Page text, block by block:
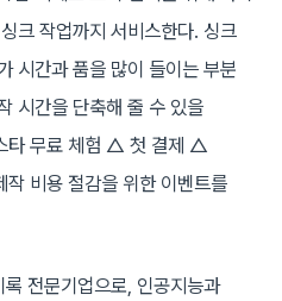
크 작업까지 서비스한다. 싱크
시간과 품을 많이 들이는 부분
시간을 단축해 줄 수 있을
타 무료 체험 △ 첫 결제 △
비용 절감을 위한 이벤트를
전문기업으로, 인공지능과